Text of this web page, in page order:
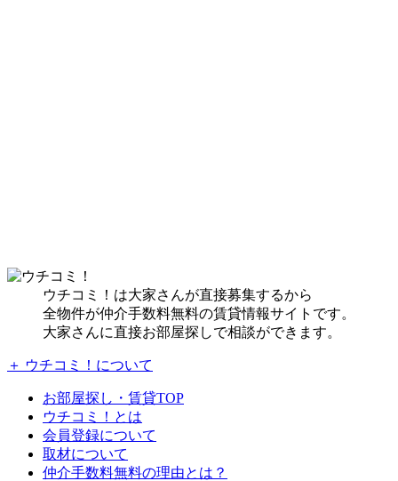
ウチコミ！は大家さんが直接募集するから
全物件が仲介手数料無料の賃貸情報サイトです。
大家さんに直接お部屋探しで相談ができます。
＋ ウチコミ！について
お部屋探し・賃貸TOP
ウチコミ！とは
会員登録について
取材について
仲介手数料無料の理由とは？